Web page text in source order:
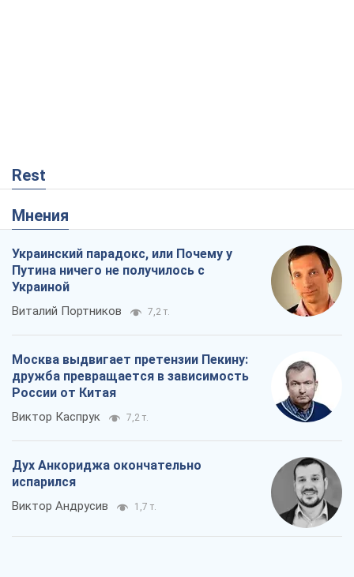
Rest
Мнения
Украинский парадокс, или Почему у
Путина ничего не получилось с
Украиной
Виталий Портников 7,2 т.
Москва выдвигает претензии Пекину:
дружба превращается в зависимость
России от Китая
Виктор Каспрук 7,2 т.
Дух Анкориджа окончательно
испарился
Виктор Андрусив 1,7 т.